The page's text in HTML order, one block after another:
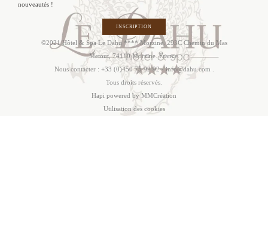
nouveautés !
INSCRIPTION
©2021 Hôtel & Spa Le Dahu **** Morzine. 293C Chemin du Mas
Metout, 74110 Morzine. France.
Nous contacter : +33 (0)450 75 92 92·info@dahu.com
Tous droits réservés.
Hapi powered by MMCréation
Utilisation des cookies